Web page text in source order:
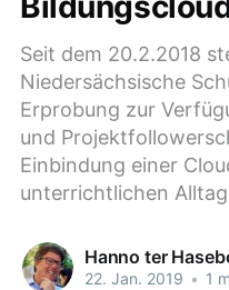
Seit dem 20.2.2018
Niedersächsische
Erprobung zur
und
Einbindung einer
unterrichtlichen
Hanno ter
22. Jan. 2019 • 1